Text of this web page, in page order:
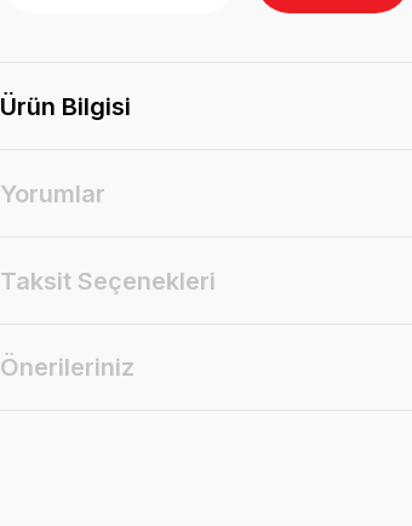
Ürün Bilgisi
Yorumlar
Taksit Seçenekleri
Önerileriniz